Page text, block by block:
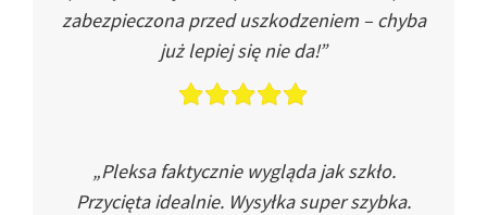
zabezpieczona przed uszkodzeniem – chyba
już lepiej się nie da!”
„Pleksa faktycznie wygląda jak szkło.
Przycięta idealnie. Wysyłka super szybka.